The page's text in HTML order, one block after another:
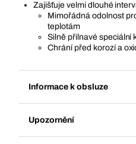
Zajišťuje velmi dlouhé
Mimořádná odolnost
teplotám
Silně přilnavé speciální
Chrání před korozí a
Informace k obsluze
Upozornění